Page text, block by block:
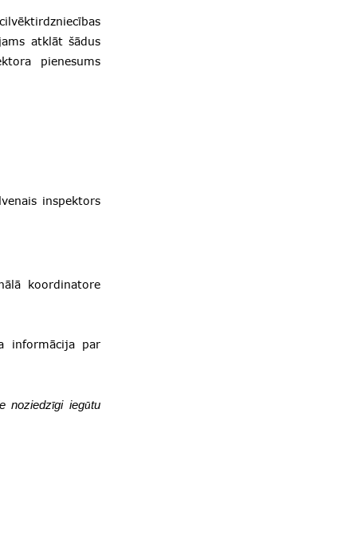
atklāt šādus
pienesums
inspektors
koordinatore
informācija par
noziedzīgi iegūtu